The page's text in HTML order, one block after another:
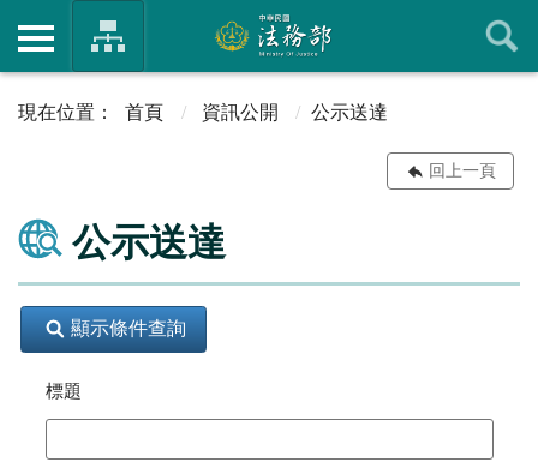
首頁 資訊公開 公示送達
回上一頁
公示送達
顯示條件查詢
標題